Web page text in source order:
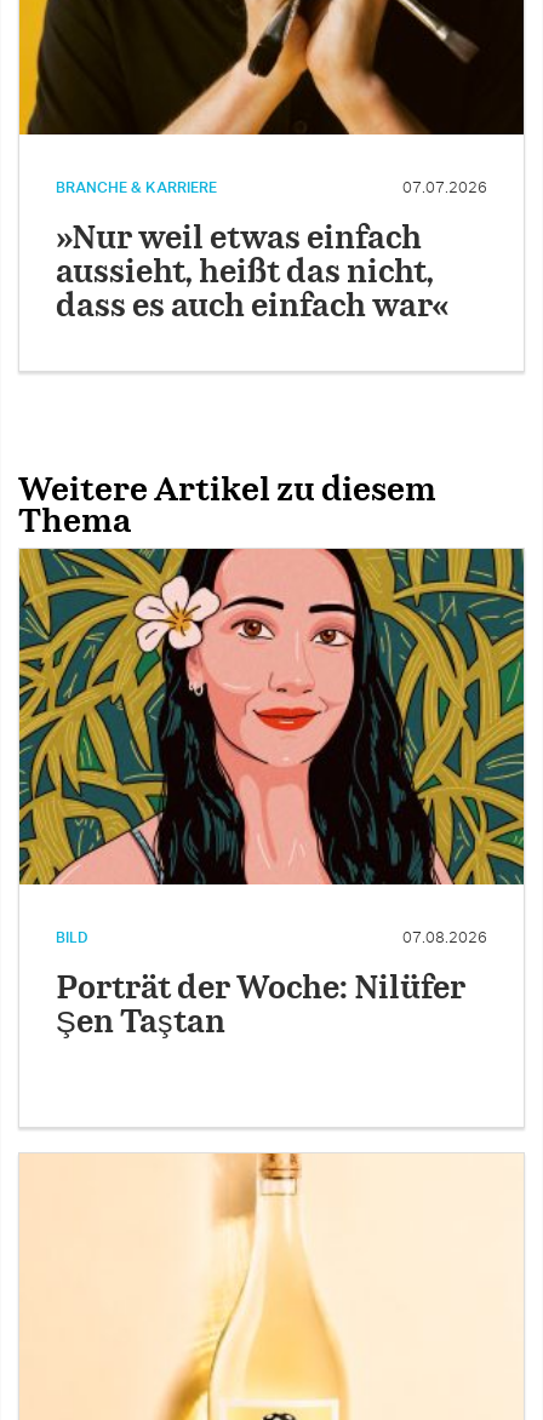
BRANCHE & KARRIERE 07.07.2026
»Nur weil etwas einfach
aussieht, heißt das nicht,
dass es auch einfach war«
Weitere Artikel zu diesem
Thema
BILD 07.08.2026
Porträt der Woche: Nilüfer
Şen Taştan